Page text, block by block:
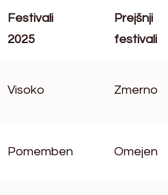
Festivali
2025
Prejšnji
festivali
Visoko Zmerno
Pomemben Omejen